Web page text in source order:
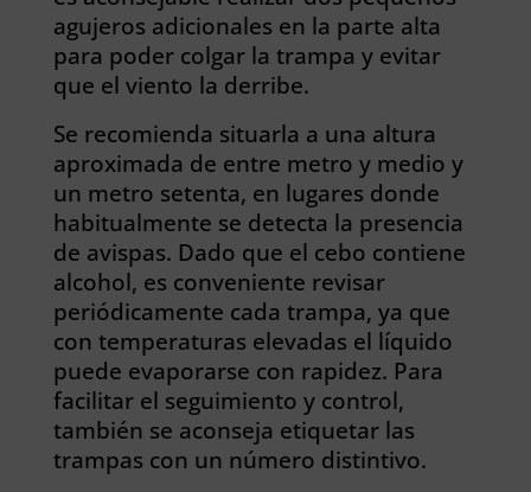
agujeros adicionales en la parte alta
para poder colgar la trampa y evitar
que el viento la derribe.
Se recomienda situarla a una altura
aproximada de entre metro y medio y
un metro setenta, en lugares donde
habitualmente se detecta la presencia
de avispas. Dado que el cebo contiene
alcohol, es conveniente revisar
periódicamente cada trampa, ya que
con temperaturas elevadas el líquido
puede evaporarse con rapidez. Para
facilitar el seguimiento y control,
también se aconseja etiquetar las
trampas con un número distintivo.